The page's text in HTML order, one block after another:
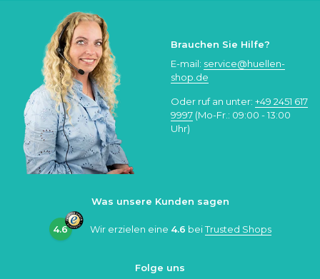
Brauchen Sie Hilfe?
E-mail: service@huellen-
shop.de
Oder ruf an unter: +49 2451 617
9997 (Mo-Fr.: 09:00 - 13:00
Uhr)
Was unsere Kunden sagen
4.6 Wir erzielen eine 4.6 beiTrusted Shops
Folge uns